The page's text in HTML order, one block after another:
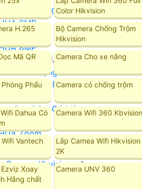
Xoay 360
2MP
4MP
8MP
DAHUA
Báo Động
Quan Sát Ban Đêm Rõ Nét
Starlight
Ban Đêm Có Màu
Ghi Âm
Zoom
Camera Kbvision
Color Hikvision
H.265
Bộ Camera Chống Trộm
Hikvision
Mã QR Camera Cho xe nâng
Phẩu
Camera có chống trộm
Dahua Có
Camera Wifi 360 Kbvision
Vantech
Lắp Camea Wifi Hikvision
2K
Xoay
Hãng chất
Camera UNV 360